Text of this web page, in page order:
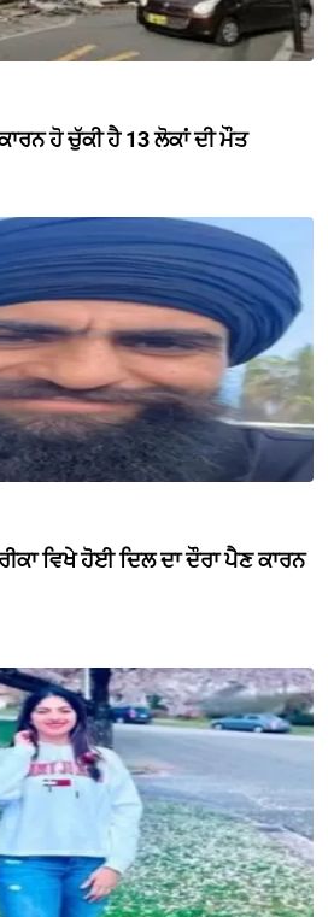
ਹੋ ਚੁੱਕੀ ਹੈ 13 ਲੋਕਾਂ ਦੀ ਮੌਤ
ਵਿਖੇ ਹੋਈ ਦਿਲ ਦਾ ਦੌਰਾ ਪੈਣ ਕਾਰਨ